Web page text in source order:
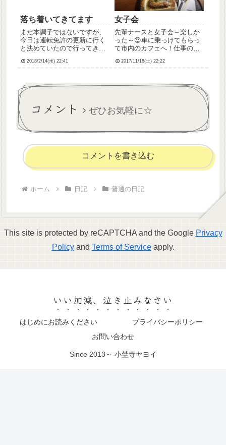
落ち着いてきてます
まだ本調子ではないですが、
今日は運転免許の更新に行く
と決めていたので行ってきま
オがけっこうショッキングだ
状態でよく耐えたもんだと思
います(;_;)はてさて、初回
更...
2018/2/14(水) 22:41
女子会
先輩ナースと女子会～楽しか
った～😍車に乗っけてもらっ
て市内のカフェへ！仕事の話
ンチ。先輩は、キレイで可愛
たら、キレイでいるためにす
人さ...
2017/11/18(土) 22:22
コメント ぜひお気軽に☆
コメントを書き込む
ホーム 日記 普通の日記
This site is protected by reCAPTCHA and the Google Privacy
Policyand Terms of Serviceapply.
いい加減、泣き止みなさい
はじめにお読みください
プライバシーポリシー
お問い合わせ
Since 2013～ 小埜寺ヤヨイ